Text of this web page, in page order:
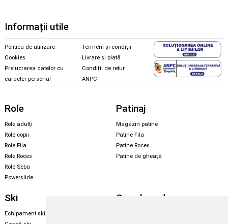
Informații utile
Politica de utilizare
Cookies
Prelucrarea datelor cu
caracter personal
Termeni și condiții
Livrare și plată
Condiții de retur
ANPC
Role
Role adulți
Role copii
Role Fila
Role Roces
Role Seba
Powerslide
Patinaj
Magazin patine
Patine Fila
Patine Roces
Patine de gheață
Ski
Echipament ski
Snowboard